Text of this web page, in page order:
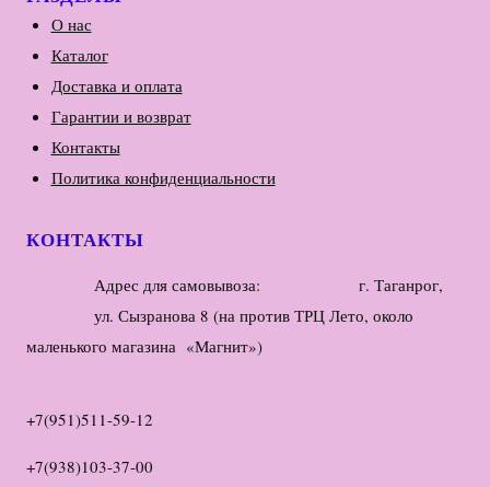
О нас
Каталог
Доставка и оплата
Гарантии и возврат
Контакты
Политика конфиденциальности
КОНТАКТЫ
Адрес для самовывоза: г. Таганрог,
ул. Сызранова 8 (на против ТРЦ Лето, около
маленького магазина «Магнит»)
+7(951)511-59-12
+7(938)103-37-00